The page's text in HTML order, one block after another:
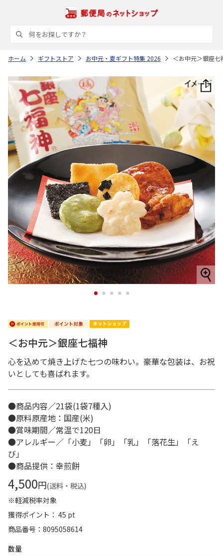
ホーム ギフトストア お中元・夏ギフト特集 2026 ＜お中元＞銀座七
1 2 3 4 5
＜お中元＞銀座七福神
心を込めて焼き上げた七つの味わい。豪華な包装は、お祝
いとしても喜ばれます。
●商品内容／21袋(1袋7種入)
●原料原産地：国産(米)
●賞味期間／常温で120日
●アレルギー／「小麦」「卵」「乳」「落花生」「え
び」
●商品提供：幸煎餅
4,500円(送料・税込)
※軽減税率対象
獲得ポイント： 45 pt
商品番号
8095058614
数量